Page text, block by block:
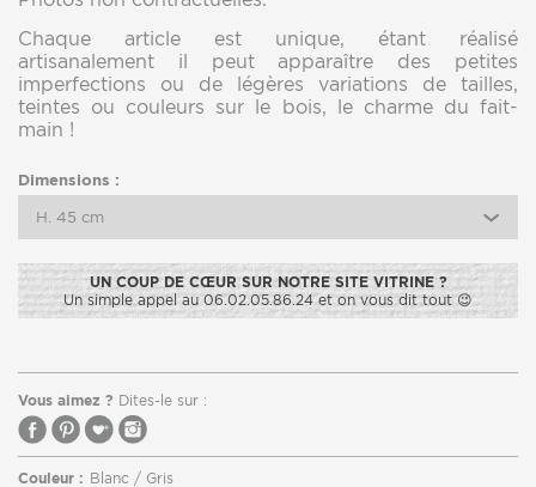
Chaque article est unique, étant réalisé
artisanalement il peut apparaître des petites
imperfections ou de légères variations de tailles,
teintes ou couleurs sur le bois, le charme du fait-
main !
Dimensions :
H. 45 cm
UN COUP DE CŒUR SUR NOTRE SITE VITRINE ?
Un simple appel au 06.02.05.86.24 et on vous dit tout 😉
Vous aimez ? Dites-le sur :
Couleur : Blanc / Gris